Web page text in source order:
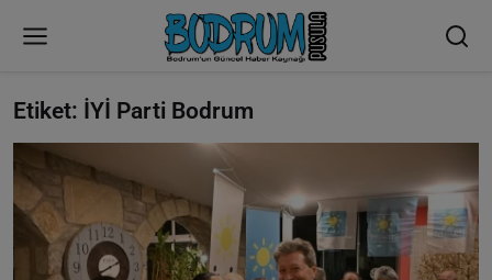
Etiket: İYİ Parti Bodrum